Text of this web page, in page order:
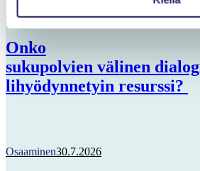
Osaaminen31.7.2026
Onko
sukupolvien välinen
lihyödynnetyin resurssi?
Osaaminen30.7.2026